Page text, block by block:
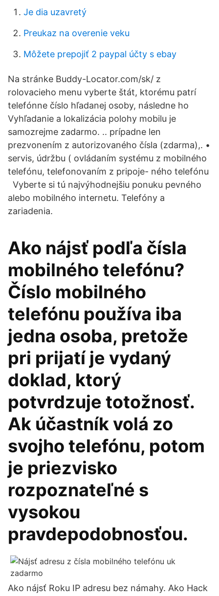
Je dia uzavretý
Preukaz na overenie veku
Môžete prepojiť 2 paypal účty s ebay
Na stránke Buddy-Locator.com/sk/ z
rolovacieho menu vyberte štát, ktorému patrí
telefónne číslo hľadanej osoby, následne ho
Vyhľadanie a lokalizácia polohy mobilu je
samozrejme zadarmo. .. prípadne len
prezvonením z autorizovaného čísla (zdarma),. •
servis, údržbu ( ovládaním systému z mobilného
telefónu, telefonovaním z pripoje- ného telefónu
Vyberte si tú najvýhodnejšiu ponuku pevného
alebo mobilného internetu. Telefóny a
zariadenia.
Ako nájsť podľa čísla
mobilného telefónu?
Číslo mobilného
telefónu používa iba
jedna osoba, pretože
pri prijatí je vydaný
doklad, ktorý
potvrdzuje totožnosť.
Ak účastník volá zo
svojho telefónu, potom
je priezvisko
rozpoznateľné s
vysokou
pravdepodobnosťou.
Ako nájsť Roku IP adresu bez námahy. Ako Hack